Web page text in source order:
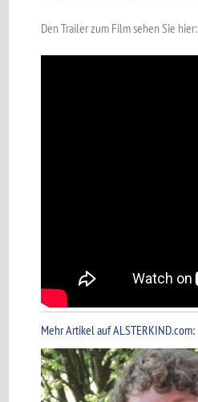
Den Trailer zum Film sehen Sie hier:
Mehr Artikel auf ALSTERKIND.com: